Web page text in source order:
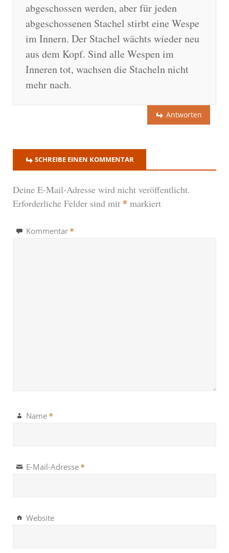
abgeschossen werden, aber für jeden
abgeschossenen Stachel stirbt eine Wespe
im Innern. Der Stachel wächts wieder neu
aus dem Kopf. Sind alle Wespen im
Inneren tot, wachsen die Stacheln nicht
mehr nach.
Antworten
SCHREIBE EINEN KOMMENTAR
Deine E-Mail-Adresse wird nicht veröffentlicht.
Erforderliche Felder sind mit * markiert
Kommentar *
Name *
E-Mail-Adresse *
Website